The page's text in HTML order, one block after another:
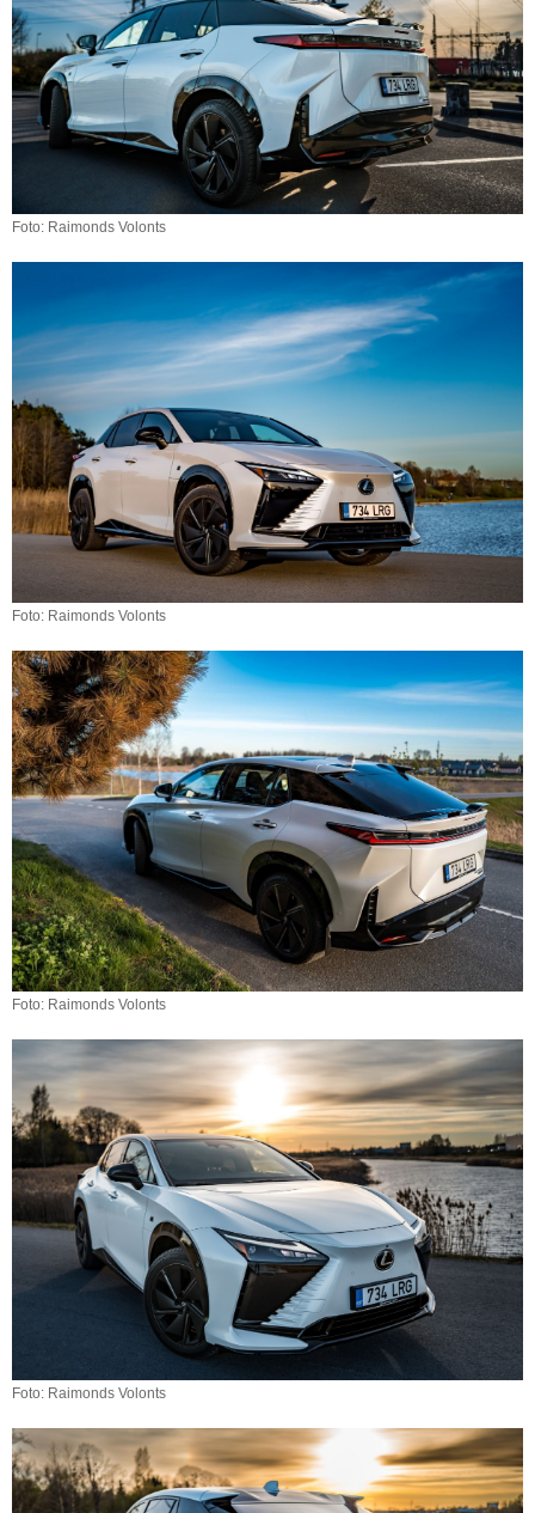
Foto: Raimonds Volonts
Foto: Raimonds Volonts
Foto: Raimonds Volonts
Foto: Raimonds Volonts